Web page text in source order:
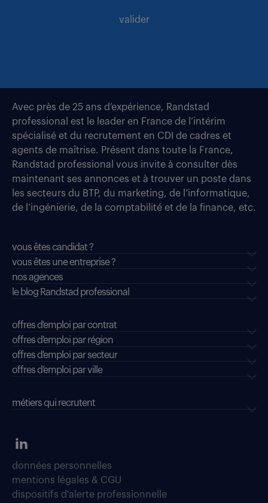
valider
Avec près de 25 ans d’expérience, Randstad
professional est le leader en France de l’intérim
spécialisé et du recrutement en CDI de cadres et
agents de maîtrise. Présent dans toute la France,
Randstad professional vous invite à consulter dès
maintenant ses annonces et à trouver un poste dans
les secteurs du BTP, du marketing, de l’informatique,
de l’ingénierie, de la comptabilité et de la finance, etc.
vous êtes candidat ?
vous êtes une entreprise ?
nos agences
le blog Randstad professional
offres d'emploi par contrat
offres d'emploi par région
offres d'emploi par secteur
offres d’emploi par ville
métiers qui recrutent
données personnelles
mentions légales & CGU
dispositifs d'alerte professionnelle